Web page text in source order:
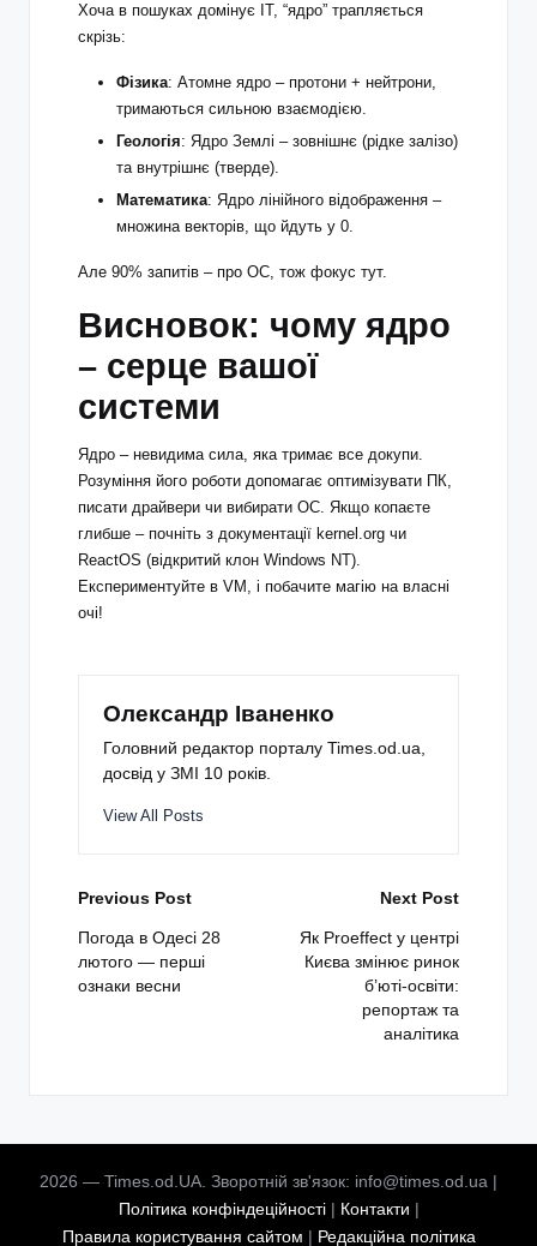
Хоча в пошуках домінує IT, “ядро” трапляється
скрізь:
Фізика: Атомне ядро – протони + нейтрони,
тримаються сильною взаємодією.
Геологія: Ядро Землі – зовнішнє (рідке залізо)
та внутрішнє (тверде).
Математика: Ядро лінійного відображення –
множина векторів, що йдуть у 0.
Але 90% запитів – про ОС, тож фокус тут.
Висновок: чому ядро
– серце вашої
системи
Ядро – невидима сила, яка тримає все докупи.
Розуміння його роботи допомагає оптимізувати ПК,
писати драйвери чи вибирати ОС. Якщо копаєте
глибше – почніть з документації kernel.org чи
ReactOS (відкритий клон Windows NT).
Експериментуйте в VM, і побачите магію на власні
очі!
Олександр Іваненко
Головний редактор порталу Times.od.ua,
досвід у ЗМІ 10 років.
View All Posts
Post
navigation
Previous Post
Погода в Одесі 28
лютого — перші
ознаки весни
Next Post
Як Proeffect у центрі
Києва змінює ринок
б’юті-освіти:
репортаж та
аналітика
2026 — Times.od.UA. Зворотній зв'язок: info@times.od.ua |
Політика конфіндеційності| Контакти
Правила користування сайтом
Редакційна політика